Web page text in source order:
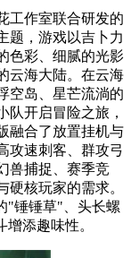
工作室联合研发的
题，游戏以吉卜力
色彩、细腻的光影
云海大陆。在云海
空岛、星芒流淌的
队开启冒险之旅，
融合了放置挂机与
攻速刺客、群攻弓
兽捕捉、赛季竞
核玩家的需求。
"锤锤草"、头长螺
添趣味性。